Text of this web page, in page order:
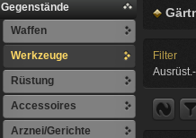
Gegenstände
Waffen
Werkzeuge
Rüstung
Accessoires
Arznei/Gerichte
Filter